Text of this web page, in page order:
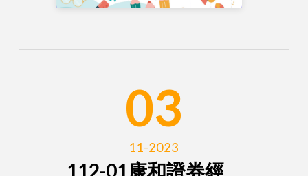
03
11-2023
112-01康和證券經